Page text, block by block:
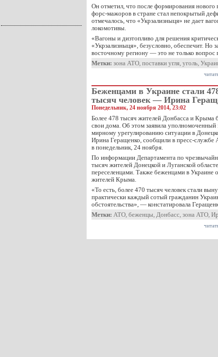
Он отметил, что после формирования нового
форс-мажоров в стране стал непокрытый
отмечалось, что «Укрзализныця» не дает
локомотивы.
«Вагоны и дизтопливо для решения
«Укрзализныця», безусловно, обеспечит. Но
восточному региону — это не только
Метки: зона АТО, поставки угля, уголь,
Беженцами в Украине стали
тысяч человек — Ирина
Понедельник, 24 ноября 2014, 23:02
Более 478 тысяч жителей Донбасса и
свои дома. Об этом заявила
мирному урегулированию ситуации в
Ирина Геращенко, сообщили в пресс-службе
в понедельник, 24 ноября.
По информации Департамента по
тысяч жителей Донецкой и Луганской
переселенцами. Также беженцами в Украине
жителей Крыма.
«То есть, более 470 тысяч человек стали
практически каждый сотый гражданин
обстоятельства», — констатировала
Метки: АТО, беженцы, Донбасс, зона АТО,